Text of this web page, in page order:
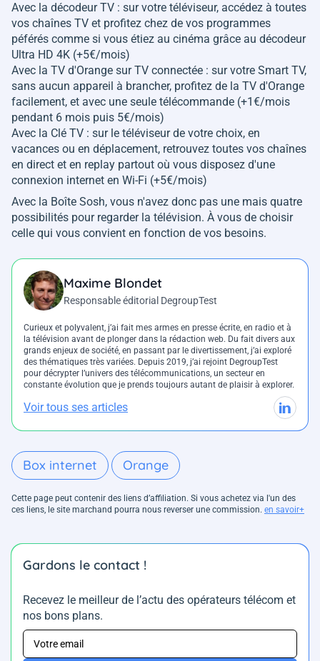
Avec la décodeur TV : sur votre téléviseur, accédez à toutes
vos chaînes TV et profitez chez de vos programmes
péférés comme si vous étiez au cinéma grâce au décodeur
Ultra HD 4K (+5€/mois)
Avec la TV d'Orange sur TV connectée : sur votre Smart TV,
sans aucun appareil à brancher, profitez de la TV d'Orange
facilement, et avec une seule télécommande (+1€/mois
pendant 6 mois puis 5€/mois)
Avec la Clé TV : sur le téléviseur de votre choix, en
vacances ou en déplacement, retrouvez toutes vos chaînes
en direct et en replay partout où vous disposez d'une
connexion internet en Wi-Fi (+5€/mois)
Avec la Boîte Sosh, vous n'avez donc pas une mais quatre
possibilités pour regarder la télévision. À vous de choisir
celle qui vous convient en fonction de vos besoins.
Maxime Blondet
Responsable éditorial DegroupTest
Curieux et polyvalent, j’ai fait mes armes en presse écrite, en radio et à
la télévision avant de plonger dans la rédaction web. Du fait divers aux
grands enjeux de société, en passant par le divertissement, j’ai exploré
des thématiques très variées. Depuis 2019, j’ai rejoint DegroupTest
pour décrypter l’univers des télécommunications, un secteur en
constante évolution que je prends toujours autant de plaisir à explorer.
Voir tous ses articles
Box internet Orange
Cette page peut contenir des liens d’affiliation. Si vous achetez via l'un des
ces liens, le site marchand pourra nous reverser une commission. en savoir+
Gardons le contact !
Recevez le meilleur de l’actu des opérateurs télécom et
nos bons plans.